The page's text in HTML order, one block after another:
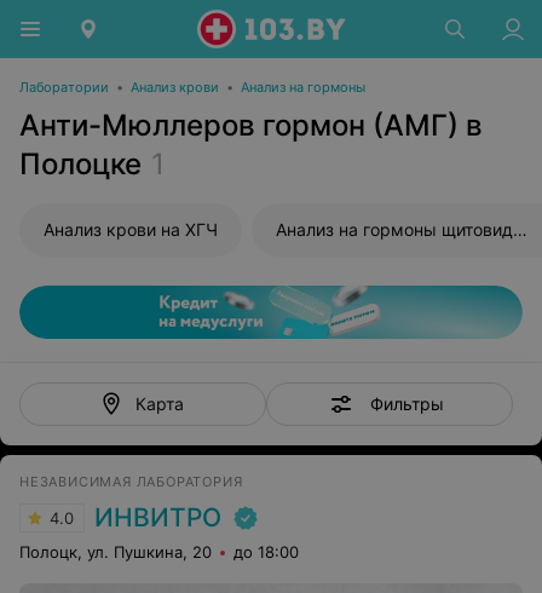
Лаборатории • Анализ крови • Анализ на гормоны
Анти-Мюллеров гормон (АМГ) в
Полоцке 1
Анализ крови на ХГЧ Анализ на гормоны щитовидной железы
Карта Фильтры
НЕЗАВИСИМАЯ ЛАБОРАТОРИЯ
4.0 ИНВИТРО
Полоцк, ул. Пушкина, 20 до 18:00